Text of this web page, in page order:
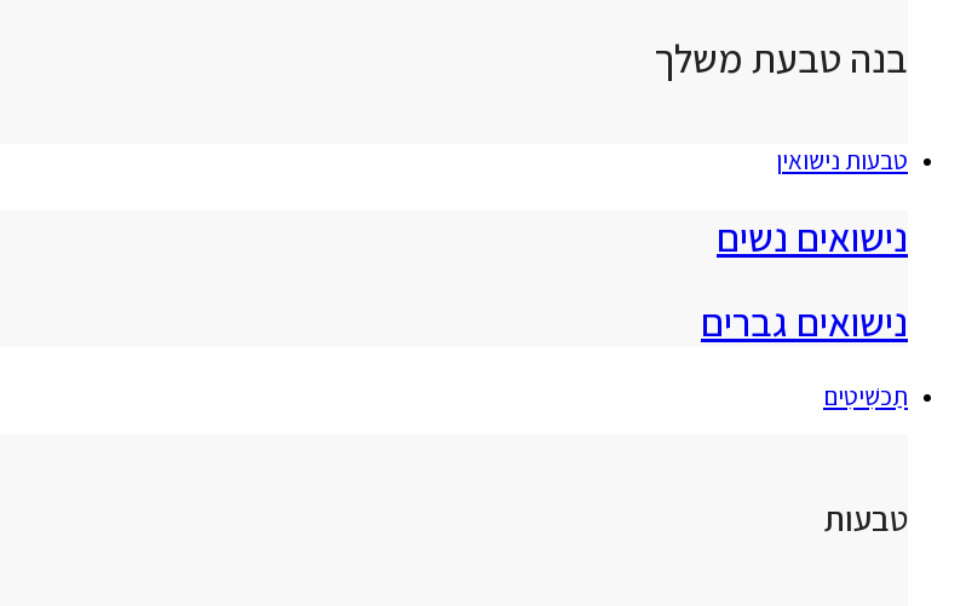
בנה טבעת משלך
טבעות נישואין
נישואים נשים
נישואים גברים
תַכשִׁיטִים
טבעות